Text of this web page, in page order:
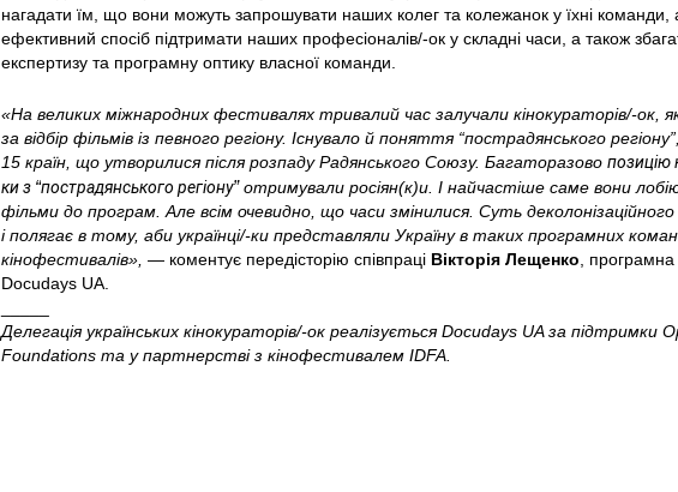
нагадати їм, що вони можуть запрошувати наших колег та колежанок у їхні команди,
ефективний спосіб підтримати наших професіоналів/-ок у складні часи, а також
експертизу та програмну оптику власної команди.
«На великих міжнародних фестивалях тривалий час залучали кінокураторів/-ок,
за відбір фільмів із певного регіону. Існувало й поняття “пострадянського
15 країн, що утворилися після розпаду Радянського Союзу. Багаторазово позицію
ки з “пострадянського регіону” отримували росіян(к)и. І найчастіше саме вони
фільми до програм. Але всім очевидно, що часи змінилися. Суть
і полягає в тому, аби українці/-ки представляли Україну в таких програмних
кінофестивалів», — коментує передісторію співпраці Вікторія Лещенко ,
Docudays UA.
Делегація українських кінокураторів/-ок реалізується Docudays UA за підтримки
Foundations та у партнерстві з кінофестивалем IDFA.